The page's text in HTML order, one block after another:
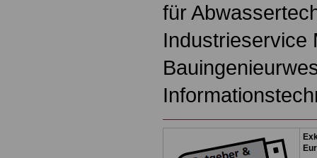
für
Industrieservice